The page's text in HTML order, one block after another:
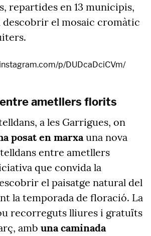
repartides en 13 municipis,
el mosaic cromàtic
p/DUDcaDciCVm/
ametllers florits
a les Garrigues, on
posat en marxauna nova
entre ametllers
que convida la
el paisatge natural del
la temporada de floració. La
recorreguts lliures i gratuïts
amb una caminada